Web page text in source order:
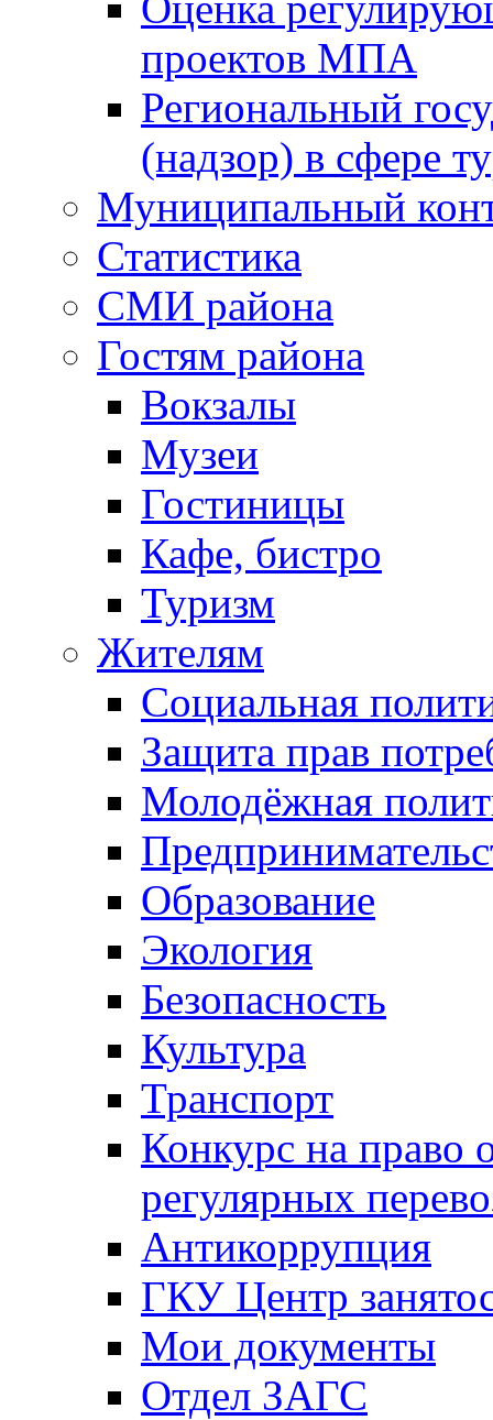
проектов МПА
Региональный
(надзор) в сфере
Муниципальный
Статистика
СМИ района
Гостям района
Вокзалы
Музеи
Гостиницы
Кафе, бистро
Туризм
Жителям
Социальная
Защита прав
Молодёжная
Образование
Экология
Безопасность
Культура
Транспорт
Конкурс на право
регулярных
Антикоррупция
ГКУ Центр
Мои документы
Отдел ЗАГС